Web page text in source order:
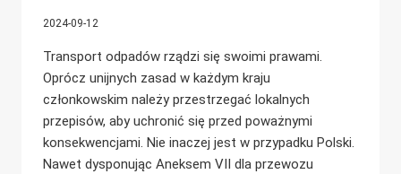
2024-09-12
Transport odpadów rządzi się swoimi prawami.
Oprócz unijnych zasad w każdym kraju
członkowskim należy przestrzegać lokalnych
przepisów, aby uchronić się przed poważnymi
konsekwencjami. Nie inaczej jest w przypadku Polski.
Nawet dysponując Aneksem VII dla przewozu